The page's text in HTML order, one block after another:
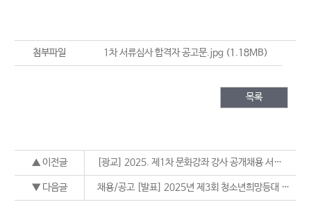
첨부파일 1차 서류심사 합격자 공고문.jpg (1.18MB)
목록
▲ 이전글 [광교] 2025. 제1차 문화강좌 강사 공개채용 서류심사 합격자 공고
▼ 다음글 채용/공고 [발표] 2025년 제3회 청소년희망등대 대체근로자 채용 최종합격자 공고